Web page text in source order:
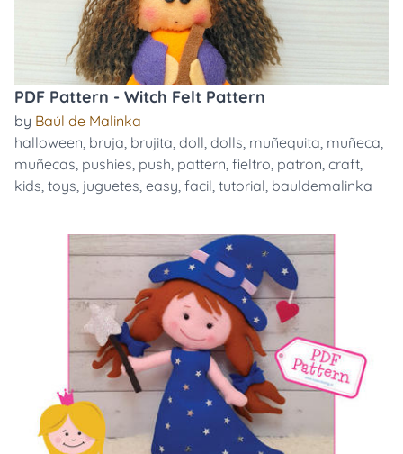
PDF Pattern - Witch Felt Pattern
by Baúl de Malinka
halloween, bruja, brujita, doll, dolls, muñequita, muñeca,
muñecas, pushies, push, pattern, fieltro, patron, craft,
kids, toys, juguetes, easy, facil, tutorial, bauldemalinka